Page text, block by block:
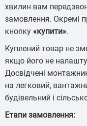
хвилин вам
замовлення. Окремі
кнопку «купити».
Куплений товар не
якщо його не
Досвідчені
на легковий,
будівельний і
Етапи замовлення: